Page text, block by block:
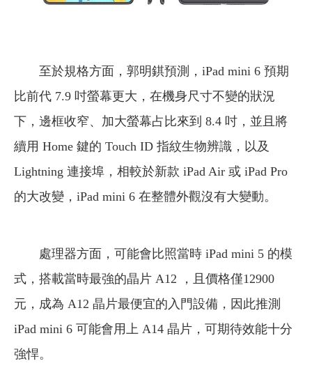
至於規格方面，郭明錤預測，iPad mini 6 預期
比前代 7.9 吋螢幕更大，在機身尺寸不變的狀況
下，邊框收窄、加大螢幕占比來到 8.4 吋，並且將
續用 Home 鍵的 Touch ID 指紋生物辨識，以及
Lightning 連接埠，相較於新款 iPad Air 或 iPad Pro
的大改變，iPad mini 6 在整體外觀沒有大變動。
處理器方面，可能會比照當時 iPad mini 5 的模
式，搭載當時最強的晶片 A12 ，且價格僅12900
元，成為 A12 晶片最便宜的入門設備，因此推測
iPad mini 6 可能會用上 A14 晶片，可期待效能十分
強悍。